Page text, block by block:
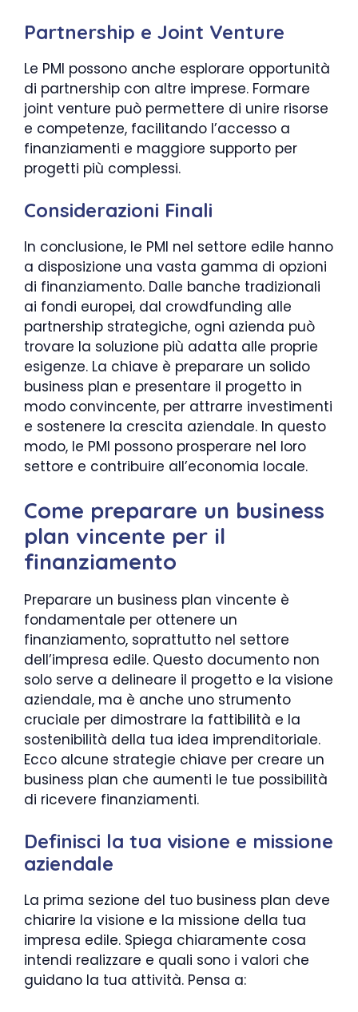
Partnership e Joint Venture
Le PMI possono anche esplorare opportunità
di partnership con altre imprese. Formare
joint venture può permettere di unire risorse
e competenze, facilitando l’accesso a
finanziamenti e maggiore supporto per
progetti più complessi.
Considerazioni Finali
In conclusione, le PMI nel settore edile hanno
a disposizione una vasta gamma di opzioni
di finanziamento. Dalle banche tradizionali
ai fondi europei, dal crowdfunding alle
partnership strategiche, ogni azienda può
trovare la soluzione più adatta alle proprie
esigenze. La chiave è preparare un solido
business plan e presentare il progetto in
modo convincente, per attrarre investimenti
e sostenere la crescita aziendale. In questo
modo, le PMI possono prosperare nel loro
settore e contribuire all’economia locale.
Come preparare un business
plan vincente per il
finanziamento
Preparare un business plan vincente è
fondamentale per ottenere un
finanziamento, soprattutto nel settore
dell’impresa edile. Questo documento non
solo serve a delineare il progetto e la visione
aziendale, ma è anche uno strumento
cruciale per dimostrare la fattibilità e la
sostenibilità della tua idea imprenditoriale.
Ecco alcune strategie chiave per creare un
business plan che aumenti le tue possibilità
di ricevere finanziamenti.
Definisci la tua visione e missione
aziendale
La prima sezione del tuo business plan deve
chiarire la visione e la missione della tua
impresa edile. Spiega chiaramente cosa
intendi realizzare e quali sono i valori che
guidano la tua attività. Pensa a: